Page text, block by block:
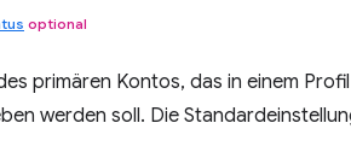
optional
primären Kontos, das in einem
werden soll. Die